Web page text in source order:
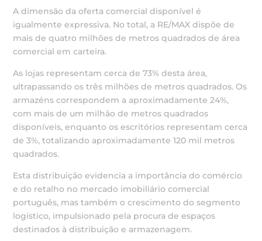
A dimensão da oferta comercial disponível é
igualmente expressiva. No total, a RE/MAX dispõe de
mais de quatro milhões de metros quadrados de área
comercial em carteira.
As lojas representam cerca de 73% desta área,
ultrapassando os três milhões de metros quadrados. Os
armazéns correspondem a aproximadamente 24%,
com mais de um milhão de metros quadrados
disponíveis, enquanto os escritórios representam cerca
de 3%, totalizando aproximadamente 120 mil metros
quadrados.
Esta distribuição evidencia a importância do comércio
e do retalho no mercado imobiliário comercial
português, mas também o crescimento do segmento
logístico, impulsionado pela procura de espaços
destinados à distribuição e armazenagem.